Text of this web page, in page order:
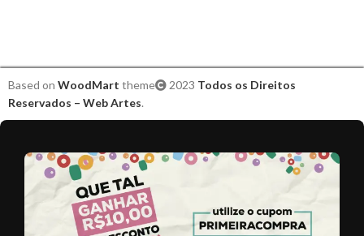
Based on WoodMart theme 2023 Todos os Direitos
Reservados – Web Artes.